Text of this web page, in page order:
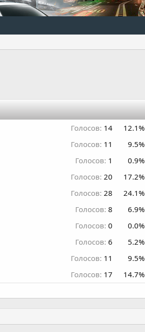
Голосов: 14
12.1%
Голосов: 11
9.5%
Голосов: 1
0.9%
Голосов: 20
17.2%
Голосов: 28
24.1%
Голосов: 8
6.9%
Голосов: 0
0.0%
Голосов: 6
5.2%
Голосов: 11
9.5%
Голосов: 17 14.7%